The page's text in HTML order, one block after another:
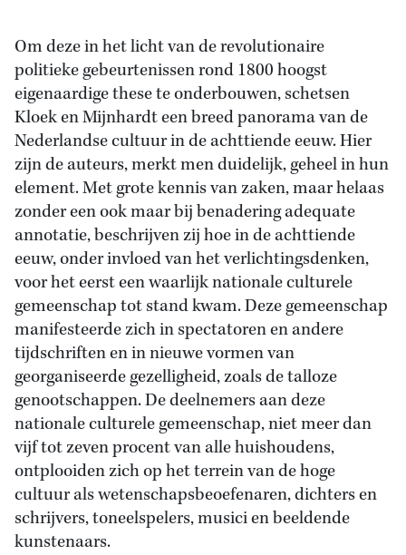
Om deze in het licht van de revolutionaire
politieke gebeurtenissen rond 1800 hoogst
eigenaardige these te onderbouwen, schetsen
Kloek en Mijnhardt een breed panorama van de
Nederlandse cultuur in de achttiende eeuw. Hier
zijn de auteurs, merkt men duidelijk, geheel in hun
element. Met grote kennis van zaken, maar helaas
zonder een ook maar bij benadering adequate
annotatie, beschrijven zij hoe in de achttiende
eeuw, onder invloed van het verlichtingsdenken,
voor het eerst een waarlijk nationale culturele
gemeenschap tot stand kwam. Deze gemeenschap
manifesteerde zich in spectatoren en andere
tijdschriften en in nieuwe vormen van
georganiseerde gezelligheid, zoals de talloze
genootschappen. De deelnemers aan deze
nationale culturele gemeenschap, niet meer dan
vijf tot zeven procent van alle huishoudens,
ontplooiden zich op het terrein van de hoge
cultuur als wetenschapsbeoefenaren, dichters en
schrijvers, toneelspelers, musici en beeldende
kunstenaars.